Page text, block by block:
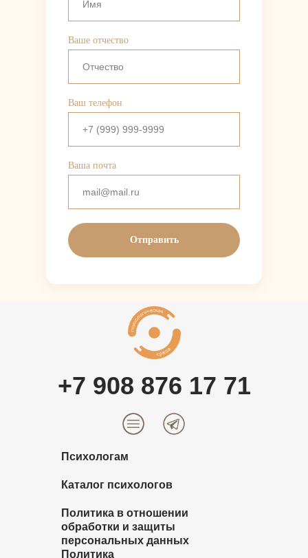
Ваше отчество
Ваш телефон
Ваша почта
Отправить
Политика в отношении
обработки и защиты
персональных данных
Политика
Психологам
Каталог психологов
+7 908 876 17 71